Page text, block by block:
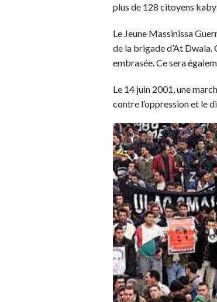
plus de 128 citoyens
Le Jeune Massinissa
de la brigade d’At Dwala.
embrasée. Ce sera
Le 14 juin 2001, une
contre l’oppression et le